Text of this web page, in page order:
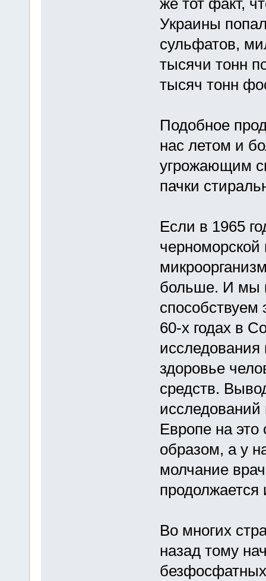
же тот факт,
Украины
сульфатов,
тысячи тонн
тысяч тонн
Подобное
нас летом и
угрожающим
пачки
Если в 1965
больше. И мы
60-х годах в
здоровье
средств.
исследований
Европе на это
образом, а у
молчание
продолжается
Во многих
назад тому